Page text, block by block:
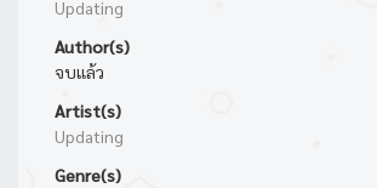
Updating
Author(s)
จบแล้ว
Artist(s)
Updating
Genre(s)